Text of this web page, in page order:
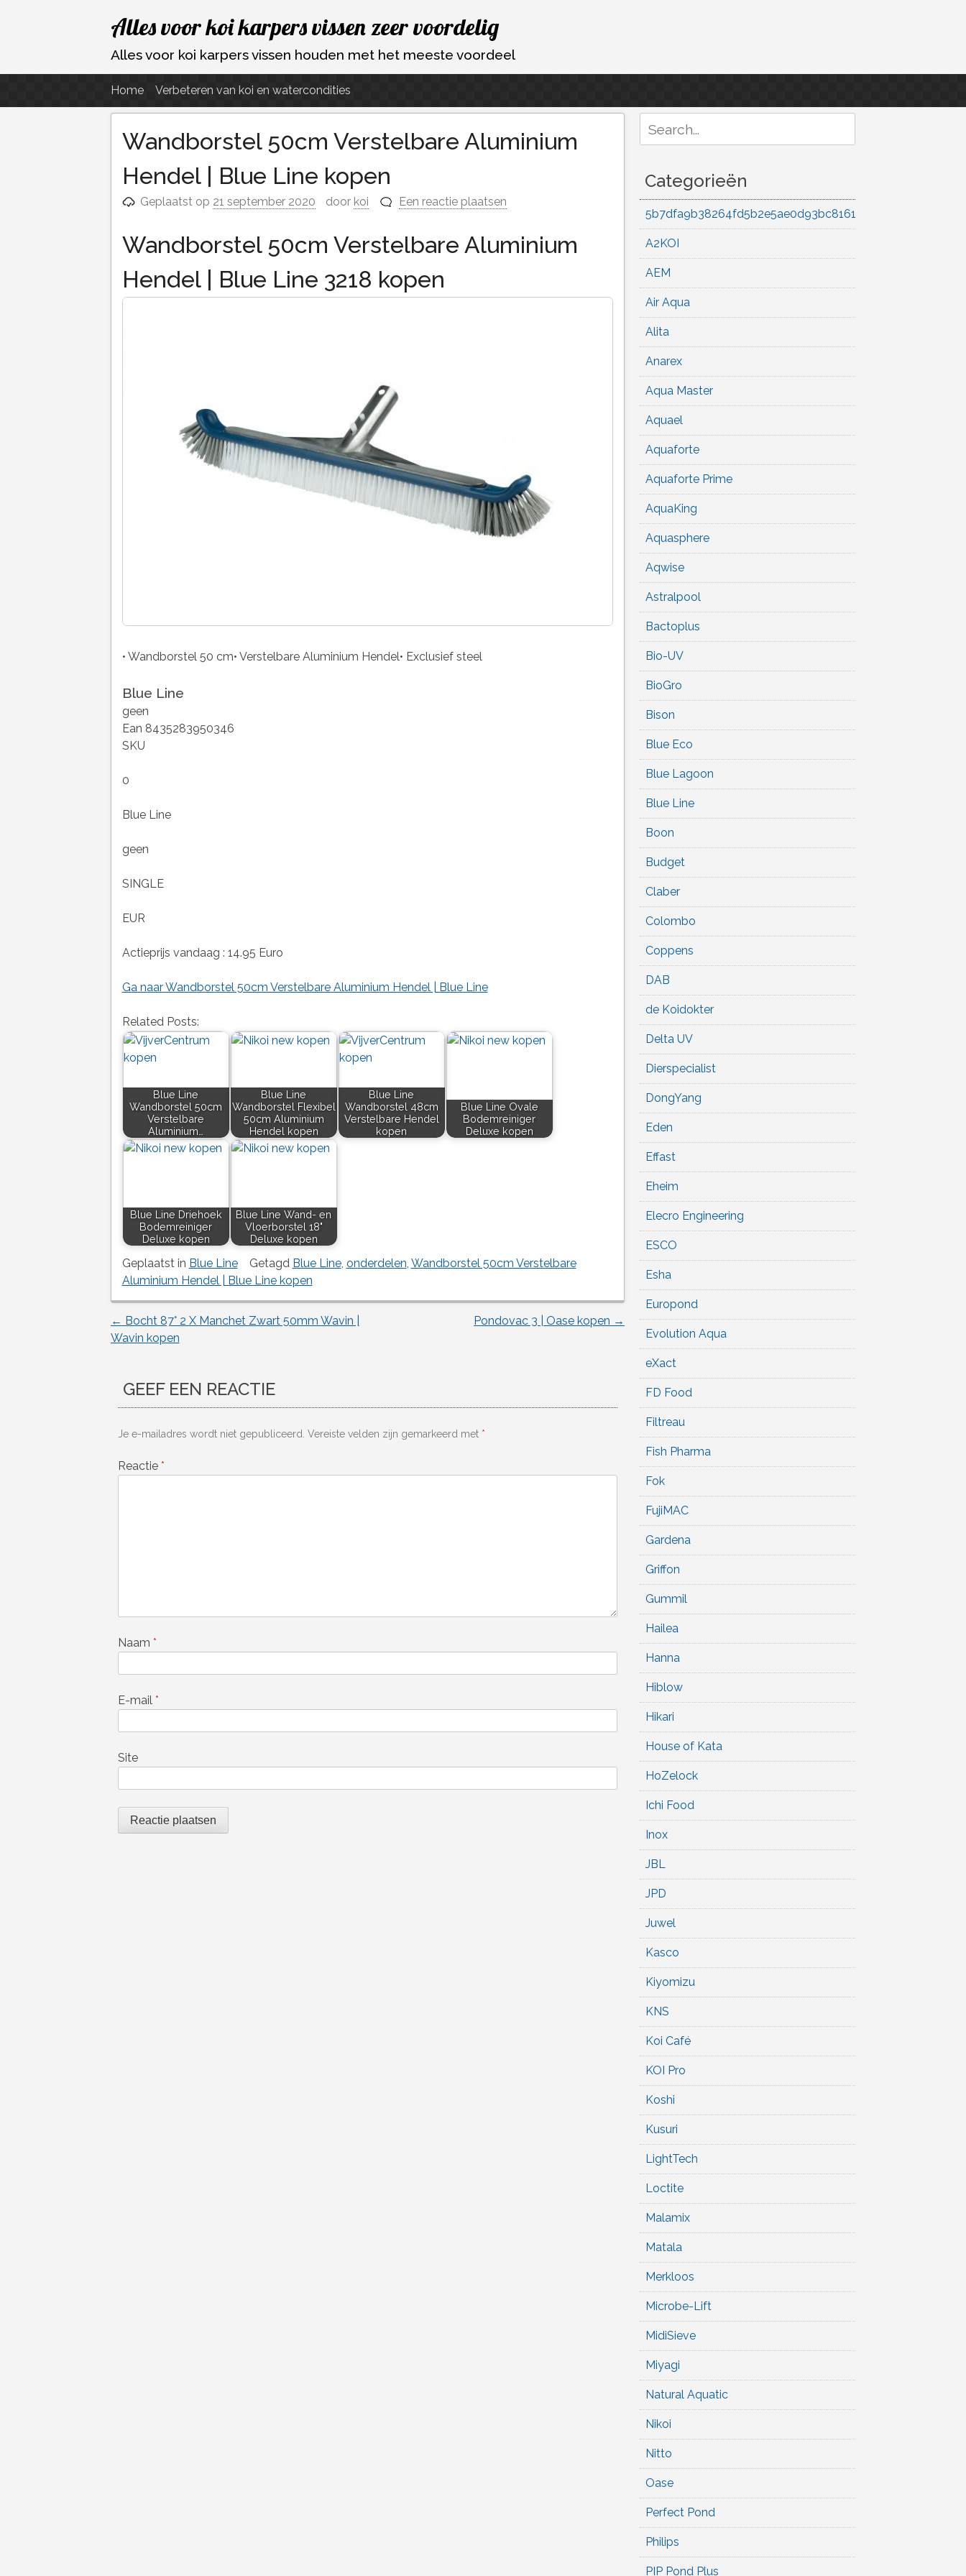
Ga
naar
de
Alles voor koi karpers vissen zeer voordelig
Alles voor koi karpers vissen houden met het meeste voordeel
Home Verbeteren van koi en watercondities
Wandborstel 50cm Verstelbare Aluminium
Hendel | Blue Line kopen
Geplaatst op 21 september 2020 door koi Een reactie plaatsen
Wandborstel 50cm Verstelbare Aluminium
Hendel | Blue Line 3218 kopen
• Wandborstel 50 cm• Verstelbare Aluminium Hendel• Exclusief steel
Blue Line
geen
Ean 8435283950346
SKU
0
Blue Line
geen
SINGLE
EUR
Actieprijs vandaag : 14.95 Euro
Ga naar Wandborstel 50cm Verstelbare Aluminium Hendel | Blue Line
Related Posts:
Blue Line
Wandborstel 50cm
Verstelbare
Aluminium…
Blue Line
Wandborstel Flexibel
50cm Aluminium
Hendel kopen
Blue Line
Wandborstel 48cm
Verstelbare Hendel
kopen
Blue Line Ovale
Bodemreiniger
Deluxe kopen
Blue Line Driehoek
Bodemreiniger
Deluxe kopen
Blue Line Wand- en
Vloerborstel 18"
Deluxe kopen
Geplaatst in Blue Line Getagd Blue Line, onderdelen, Wandborstel 50cm Verstelbare
Aluminium Hendel | Blue Line kopen
Berichtnavigatie
← Bocht 87° 2 X Manchet Zwart 50mm Wavin |
Wavin kopen
Pondovac 3 | Oase kopen →
GEEF EEN REACTIE
Je e-mailadres wordt niet gepubliceerd. Vereiste velden zijn gemarkeerd met *
Reactie *
Naam *
E-mail *
Site
for:
Categorieën
5b7dfa9b38264fd5b2e5ae0d93bc8161
A2KOI
AEM
Air Aqua
Alita
Anarex
Aqua Master
Aquael
Aquaforte
Aquaforte Prime
AquaKing
Aquasphere
Aqwise
Astralpool
Bactoplus
Bio-UV
BioGro
Bison
Blue Eco
Blue Lagoon
Blue Line
Boon
Budget
Claber
Colombo
Coppens
DAB
de Koidokter
Delta UV
Dierspecialist
DongYang
Eden
Effast
Eheim
Elecro Engineering
ESCO
Esha
Europond
Evolution Aqua
eXact
FD Food
Filtreau
Fish Pharma
Fok
FujiMAC
Gardena
Griffon
Gummil
Hailea
Hanna
Hiblow
Hikari
House of Kata
HoZelock
Ichi Food
Inox
JBL
JPD
Juwel
Kasco
Kiyomizu
KNS
Koi Café
KOI Pro
Koshi
Kusuri
LightTech
Loctite
Malamix
Matala
Merkloos
Microbe-Lift
MidiSieve
Miyagi
Natural Aquatic
Nikoi
Nitto
Oase
Perfect Pond
Philips
PIP Pond Plus